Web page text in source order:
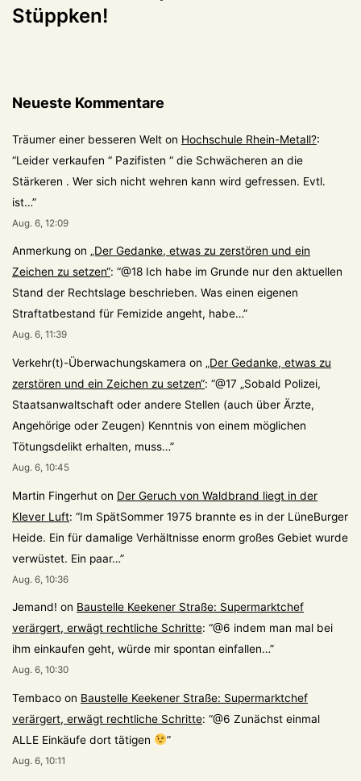
Stüppken!
Neueste Kommentare
Träumer einer besseren Welt on Hochschule Rhein-Metall?:
“Leider verkaufen “ Pazifisten “ die Schwächeren an die
Stärkeren . Wer sich nicht wehren kann wird gefressen. Evtl.
ist…”
Aug. 6, 12:09
Anmerkung on „Der Gedanke, etwas zu zerstören und ein
Zeichen zu setzen“: “@18 Ich habe im Grunde nur den aktuellen
Stand der Rechtslage beschrieben. Was einen eigenen
Straftatbestand für Femizide angeht, habe…”
Aug. 6, 11:39
Verkehr(t)-Überwachungskamera on „Der Gedanke, etwas zu
zerstören und ein Zeichen zu setzen“: “@17 „Sobald Polizei,
Staatsanwaltschaft oder andere Stellen (auch über Ärzte,
Angehörige oder Zeugen) Kenntnis von einem möglichen
Tötungsdelikt erhalten, muss…”
Aug. 6, 10:45
Martin Fingerhut on Der Geruch von Waldbrand liegt in der
Klever Luft: “Im SpätSommer 1975 brannte es in der LüneBurger
Heide. Ein für damalige Verhältnisse enorm großes Gebiet wurde
verwüstet. Ein paar…”
Aug. 6, 10:36
Jemand! on Baustelle Keekener Straße: Supermarktchef
verärgert, erwägt rechtliche Schritte: “@6 indem man mal bei
ihm einkaufen geht, würde mir spontan einfallen…”
Aug. 6, 10:30
Tembaco on Baustelle Keekener Straße: Supermarktchef
verärgert, erwägt rechtliche Schritte: “@6 Zunächst einmal
ALLE Einkäufe dort tätigen
”
Aug. 6, 10:11